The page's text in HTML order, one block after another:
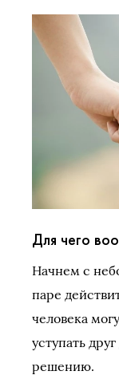
Для чего
Начнем с
паре
человека
уступать
решению.